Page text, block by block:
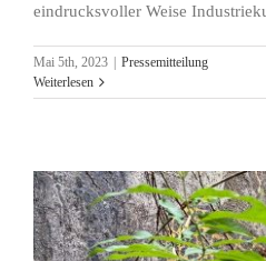
eindrucksvoller Weise
Mai 5th, 2023 | Pressemitteilung
Weiterlesen